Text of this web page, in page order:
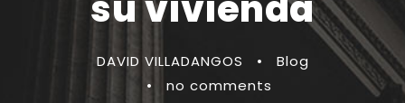
DAVID VILLADANGOS •
Blog
•
no comments